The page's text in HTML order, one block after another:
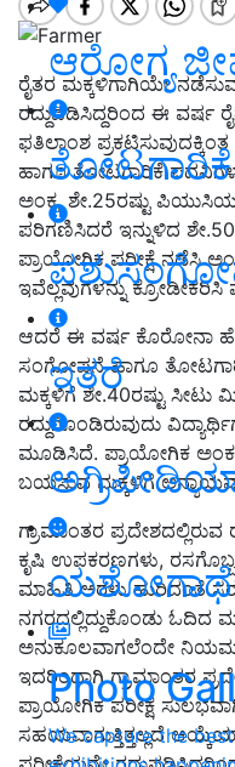
ಆರೋಗ್ಯ
ತೋಟಗಾರಿಕೆ
ಇತರೆ
ಯಶೋಗಾಥೆ
Photo
We capture the
ರೈತರ ಮಕ್ಕಳಿಗಾಗಿಯೇ
ರದ್ದುಪಡಿಸಿದ್ದರಿಂದ ಈ ವರ್ಷ
ಫತಿಲಾಂಶ
ಹಾಗೂ ತೋಟಗಾರಿಕೆ ಪದವಿಗಳ
ಅಂಕ, ಶೇ.25ರಷ್ಟು
ಪರಿಗಣಿಸಿದರೆ ಇನ್ನುಳಿದ
ಪ್ರಾಯೋಗಿಕ ಪರೀಕ್ಷೆ ನಡೆಸಿ
ಇವೆಲ್ಲವುಗಳನ್ನು ಕ್ರೋಡೀಕರಿಸಿ
ಆದರೆ ಈ ವರ್ಷ ಕೊರೋನಾ
ಸಂಗೋಪನೆ ಹಾಗೂ
ಮಕ್ಕಳಿಗೆ ಶೇ.40ರಷ್ಟು ಸೀಟು
ರದ್ದುಗೊಂಡಿರುವುದು
ಮೂಡಿಸಿದೆ. ಪ್ರಾಯೋಗಿಕ
ಬಯಸುವ ಮಕ್ಕಳಿಗೆ
ಗ್ರಾಮಾಂತರ
ಕೃಷಿ ಉಪಕರಣಗಳು,
ಮಾಹಿತಿ ಅರಳು ಹುರಿದಂತೆ
ನಗರದಲ್ಲಿದ್ದುಕೊಂಡು ಓದಿದ
ಅನುಕೂಲವಾಗಲೆಂದೇ ನಿಯಮ
ಇದರಿಂದಾಗಿ ಗ್ರಾಮಾಂತರ
ಪ್ರಾಯೋಗಿಕ ಪರೀಕ್ಷೆ
ಸಹಯವಾಗುತ್ತಿತ್ತಲ್ಲದೆ